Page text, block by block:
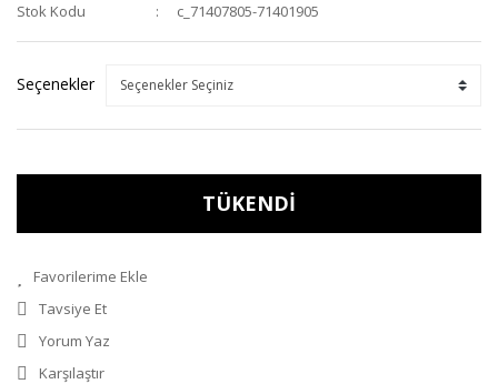
Stok Kodu
c_71407805-71401905
Seçenekler
TÜKENDİ
Tavsiye Et
Yorum Yaz
Karşılaştır